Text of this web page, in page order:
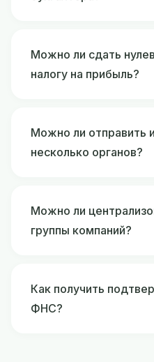
Можно ли сдать
налогу на прибыль?
Можно ли отправить
несколько органов?
Можно ли
группы компаний?
Как получить
ФНС?